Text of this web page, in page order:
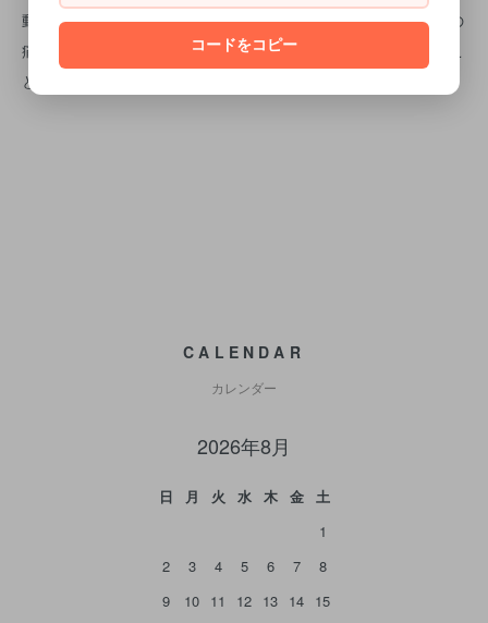
動刃に髪を傷めない刃付けを施すことで、ドライカット時の髪の
痛みを軽減し、鋏を閉じるだけでスライドカットの質感を出すこ
とが出来ます。
CALENDAR
カレンダー
2026年8月
日 月 火 水 木 金
土
1
2
3 4 5 6 7
8
9
10 11 12 13 14 15
コードをコピー